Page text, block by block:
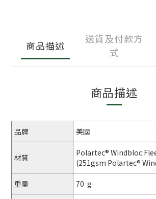
商品描述
送貨及付款方
式
商品描述
品牌 美國
材質
Polartec® Windbloc
(251gsm Polartec®
重量 70 g